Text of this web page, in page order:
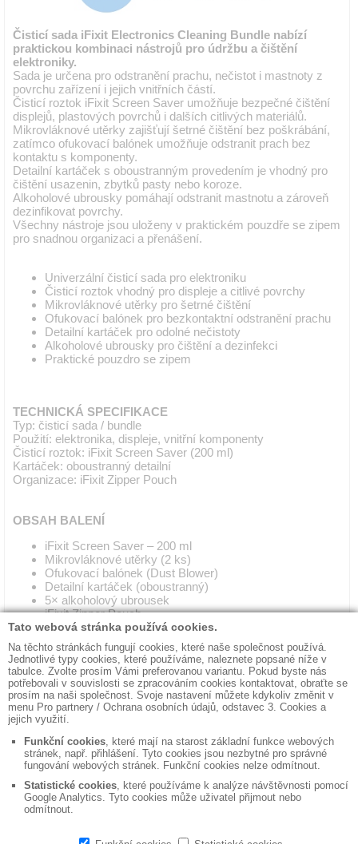
Čisticí sada iFixit Electronics Cleaning Bundle nabízí
praktickou kombinaci nástrojů pro údržbu a čištění
elektroniky.
Sada je určena pro odstranění prachu, nečistot i mastnoty z
povrchu zařízení i jejich vnitřních částí.
Čisticí roztok iFixit Screen Saver umožňuje bezpečné čištění
displejů, plastových povrchů i dalších citlivých materiálů.
Mikrovláknové utěrky zajišťují šetrné čištění bez poškrábání,
zatímco ofukovací balónek umožňuje odstranit prach bez
kontaktu s komponenty.
Detailní kartáček s oboustranným provedením je vhodný pro
čištění usazenin, zbytků pasty nebo koroze.
Alkoholové ubrousky pomáhají odstranit mastnotu a zároveň
dezinfikovat povrchy.
Všechny nástroje jsou uloženy v praktickém pouzdře se zipem
pro snadnou organizaci a přenášení.
Univerzální čisticí sada pro elektroniku
Čisticí roztok vhodný pro displeje a citlivé povrchy
Mikrovláknové utěrky pro šetrné čištění
Ofukovací balónek pro bezkontaktní odstranění prachu
Detailní kartáček pro odolné nečistoty
Alkoholové ubrousky pro čištění a dezinfekci
Praktické pouzdro se zipem
TECHNICKÁ SPECIFIKACE
Typ: čisticí sada / bundle
Použití: elektronika, displeje, vnitřní komponenty
Čisticí roztok: iFixit Screen Saver (200 ml)
Kartáček: oboustranný detailní
Organizace: iFixit Zipper Pouch
OBSAH BALENÍ
iFixit Screen Saver – 200 ml
Mikrovláknové utěrky (2 ks)
Ofukovací balónek (Dust Blower)
Detailní kartáček (oboustranný)
5× alkoholový ubrousek
iFixit Zipper Pouch
◼ Kontakty
◼ Obchodní podmínky
◼ Fakturační údaje
◼ Bezpečná likvidace dat